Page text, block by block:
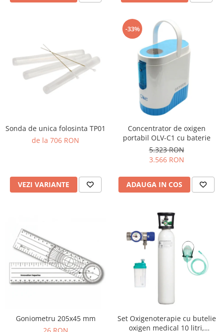
Sonda de unica folosinta TP01
de la 706 RON
VEZI VARIANTE
-33%
Concentrator de oxigen
portabil OLV-C1 cu baterie
5.323 RON
3.566 RON
ADAUGA IN COS
Goniometru 205x45 mm
Set Oxigenoterapie cu butelie
oxigen medical 10 litri,